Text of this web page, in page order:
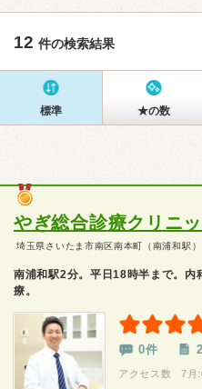
12 件の検索結果
標準 ★の数
やぎ総合診療クリニ
埼玉県さいたま市南区南本町（南浦和駅）
南浦和駅2分。平日18時半まで。内
療。
0件
アクセス数 7月: